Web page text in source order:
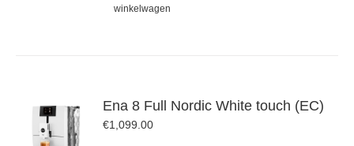
winkelwagen
Ena 8 Full Nordic White touch (EC)
€1,099.00